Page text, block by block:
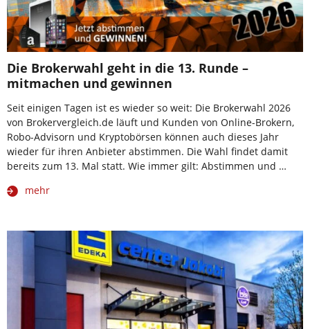
Die Brokerwahl geht in die 13. Runde –
mitmachen und gewinnen
Seit einigen Tagen ist es wieder so weit: Die Brokerwahl 2026
von Brokervergleich.de läuft und Kunden von Online-Brokern,
Robo-Advisorn und Kryptobörsen können auch dieses Jahr
wieder für ihren Anbieter abstimmen. Die Wahl findet damit
bereits zum 13. Mal statt. Wie immer gilt: Abstimmen und …
mehr